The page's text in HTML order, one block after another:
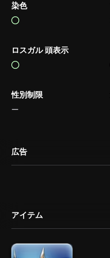
染色
ロスガル 頭表示
性別制限
広告
アイテム